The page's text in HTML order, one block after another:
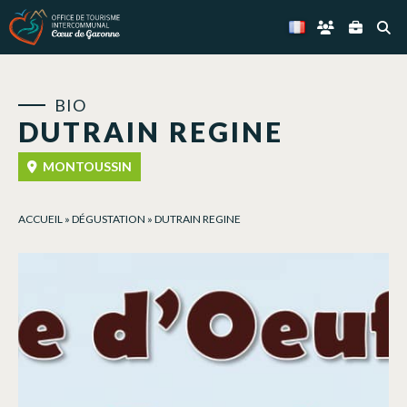
DUTRAIN REGINE
BIO
MONTOUSSIN
ACCUEIL » DÉGUSTATION » DUTRAIN REGINE
Panneau de gestion des cookies